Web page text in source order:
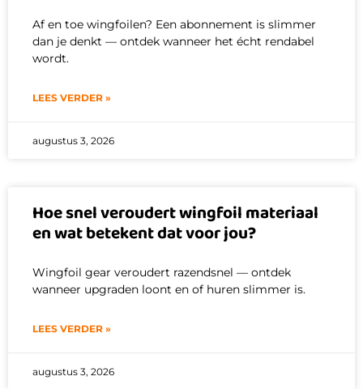
Af en toe wingfoilen? Een abonnement is slimmer
dan je denkt — ontdek wanneer het écht rendabel
wordt.
LEES VERDER »
augustus 3, 2026
Hoe snel veroudert wingfoil materiaal
en wat betekent dat voor jou?
Wingfoil gear veroudert razendsnel — ontdek
wanneer upgraden loont en of huren slimmer is.
LEES VERDER »
augustus 3, 2026